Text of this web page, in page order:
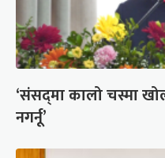
‘संसद्‍मा कालो चस्मा
नगर्नू’